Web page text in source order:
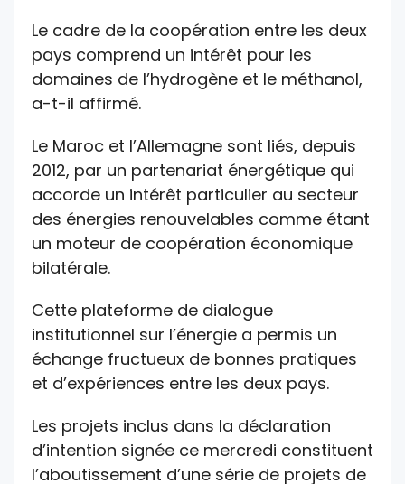
Le cadre de la coopération entre les deux
pays comprend un intérêt pour les
domaines de l’hydrogène et le méthanol,
a-t-il affirmé.
Le Maroc et l’Allemagne sont liés, depuis
2012, par un partenariat énergétique qui
accorde un intérêt particulier au secteur
des énergies renouvelables comme étant
un moteur de coopération économique
bilatérale.
Cette plateforme de dialogue
institutionnel sur l’énergie a permis un
échange fructueux de bonnes pratiques
et d’expériences entre les deux pays.
Les projets inclus dans la déclaration
d’intention signée ce mercredi constituent
l’aboutissement d’une série de projets de